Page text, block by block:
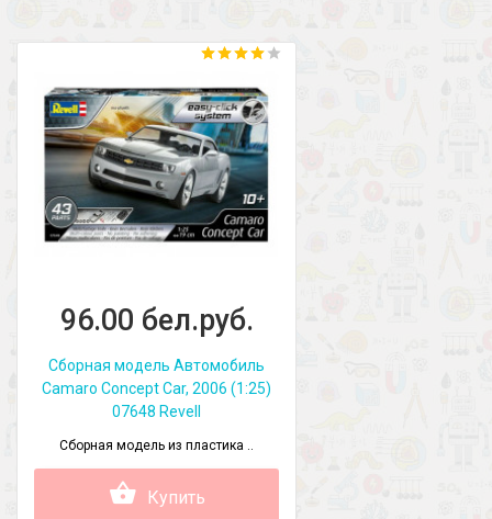
96.00 бел.руб.
Сборная модель Автомобиль
Camaro Concept Car, 2006 (1:25)
07648 Revell
Сборная модель из пластика ..
Купить